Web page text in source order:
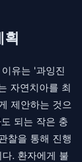
획
유는 '과잉진
자연치아를 최
제안하는 것으
되는 작은 충
찰을 통해 진행
. 환자에게 불